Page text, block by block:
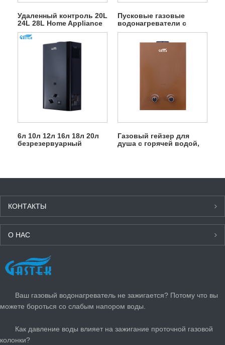
Удаленный контроль 20L
24L 28L Home Appliance
Outdoor Gas Watereater
Пусковые газовые
водонагреватели с
низким давлением воды
6л 10л 12л 16л 18л 20л
безрезервуарный
Газовый гейзер для
душа с горячей водой,
КОНТАКТЫ
О НАС
ПОСЛЕДНИЕ НОВОСТИ
Ваш газовый водонагреватель не зажигается? Потому что вы
можете бороться со слабым напором воды.
Как давление воды влияет на зажигание проточной газовой
колонки?